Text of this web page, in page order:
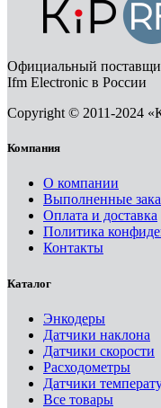
Официальный
Ifm Electronic в России
Copyright © 2011-2024
Компания
О компании
Выполненные
Оплата и доставка
Политика
Контакты
Каталог
Энкодеры
Датчики наклона
Датчики скорости
Расходометры
Датчики
Все товары